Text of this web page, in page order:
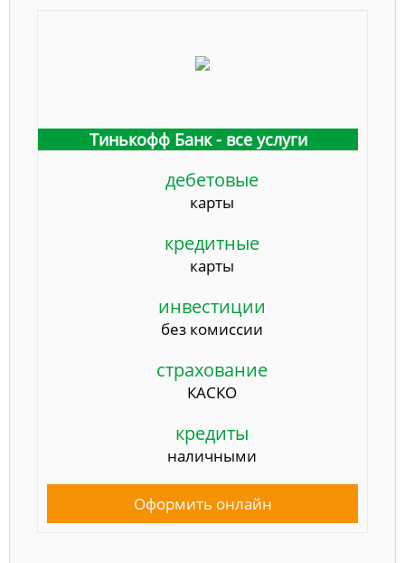
Тинькофф Банк - все услуги
дебетовые
карты
кредитные
карты
инвестиции
без комиссии
страхование
КАСКО
кредиты
наличными
Оформить онлайн